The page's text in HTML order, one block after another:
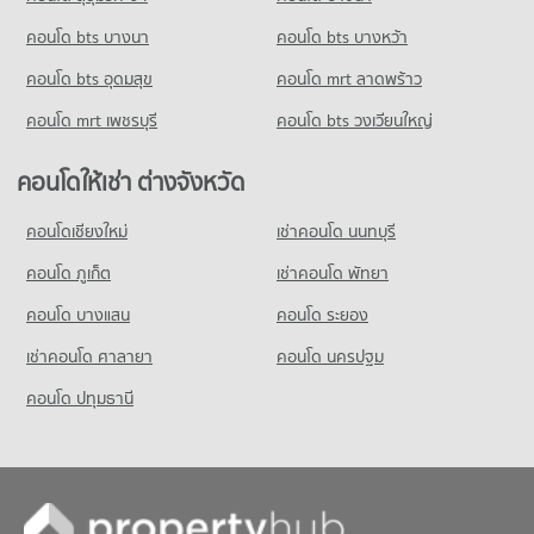
ขายคอนโด รร.ทรินิตี้ อินเตอร์เนชั่นแนล
คอนโด รร.สายน้ำผึ้ง
คอนโดให้เช่า รร.สายน้ำผึ้ง
มีคอนโดให้เช่า 52,244 ประกาศ
ขายคอนโด รร.สายน้ำผึ้ง
คอนโด รร.สมาคมไทย-ญี่ปุ่น
คอนโดให้เช่า รร.สมาคมไทย-ญี่ปุ่น
มีคอนโดให้เช่า 18,381 ประกาศ
คอนโด รร.สาธิตม.ศรีนครินทรวิโรฒ ประสานมิตร
778 โครงการ
คอนโดให้เช่า บิ๊กซี เอ็กซ์ตร้า พระราม 4
ขายคอนโด บิ๊กซี เอ็กซ์ตร้า พระราม 4
มีคอนโดขาย 24,386 ประกาศ
คอนโด บิ๊กซี เอ็กซ์ตร้า รัชดาภิเษก
837 โครงการ
คอนโดให้เช่า บิ๊กซี เอ็กซ์ตร้า รัชดาภิเษก
ขายคอนโด บิ๊กซี เอ็กซ์ตร้า รัชดาภิเษก
มีคอนโดขาย 17,523 ประกาศ
คอนโด ซอยเอกมัย (สุขุมวิท 63)
คอนโดให้เช่า ซอยเอกมัย (สุขุมวิท 63)
มีคอนโดให้เช่า 20,838 ประกาศ
มีคอนโดขาย 7,668 ประกาศ
คอนโด ซอยทองหล่อ (สุขุมวิท 55)
คอนโดให้เช่า ซอยทองหล่อ (สุขุมวิท 55)
มีคอนโดให้เช่า 22,058 ประกาศ
ขายคอนโด ซอยทองหล่อ (สุขุมวิท 55)
มีคอนโดขาย 8,033 ประกาศ
คอนโด bts บางนา
คอนโด bts บางหว้า
คอนโด bts อุดมสุข
คอนโด mrt ลาดพร้าว
คอนโด mrt เพชรบุรี
คอนโด bts วงเวียนใหญ่
คอนโดให้เช่า ต่างจังหวัด
คอนโดเชียงใหม่
เช่าคอนโด นนทบุรี
คอนโด ภูเก็ต
เช่าคอนโด พัทยา
คอนโด บางแสน
คอนโด ระยอง
เช่าคอนโด ศาลายา
คอนโด นครปฐม
คอนโด ปทุมธานี